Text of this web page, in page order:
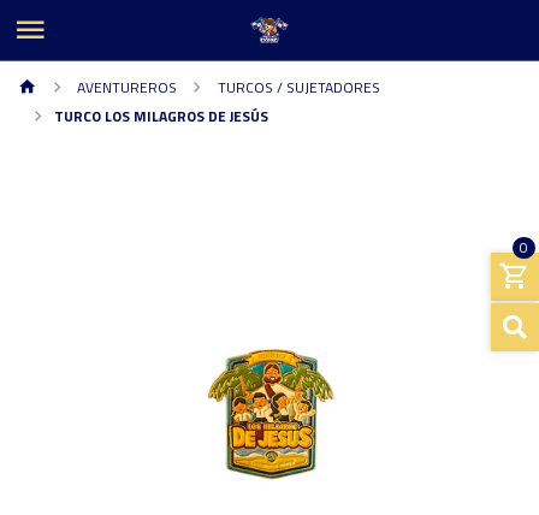
0
AVENTUREROS
TURCOS / SUJETADORES
TURCO LOS MILAGROS DE JESÚS